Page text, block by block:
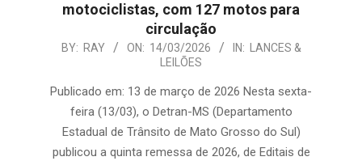
motociclistas, com 127 motos para
circulação
2026-
14
BY: RAY ON: 14/03/2026 IN: LANCES &
LEILÕES
Publicado em: 13 de março de 2026 Nesta sexta-
feira (13/03), o Detran-MS (Departamento
Estadual de Trânsito de Mato Grosso do Sul)
publicou a quinta remessa de 2026, de Editais de